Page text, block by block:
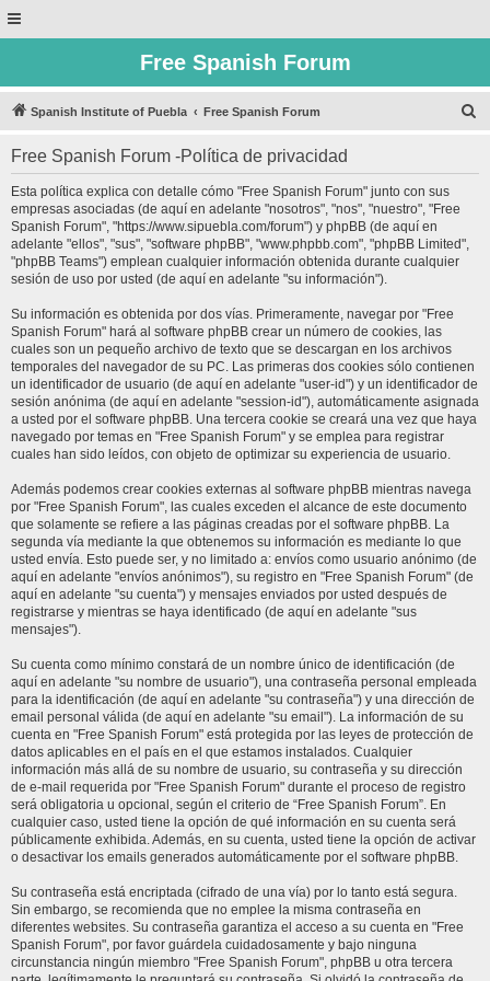
Free Spanish Forum
Spanish Institute of Puebla Free Spanish Forum
Free Spanish Forum -Política de privacidad
Esta política explica con detalle cómo "Free Spanish Forum" junto con sus
empresas asociadas (de aquí en adelante "nosotros", "nos", "nuestro", "Free
Spanish Forum", "https://www.sipuebla.com/forum") y phpBB (de aquí en
adelante "ellos", "sus", "software phpBB", "www.phpbb.com", "phpBB Limited",
"phpBB Teams") emplean cualquier información obtenida durante cualquier
sesión de uso por usted (de aquí en adelante "su información").
Su información es obtenida por dos vías. Primeramente, navegar por "Free
Spanish Forum" hará al software phpBB crear un número de cookies, las
cuales son un pequeño archivo de texto que se descargan en los archivos
temporales del navegador de su PC. Las primeras dos cookies sólo contienen
un identificador de usuario (de aquí en adelante "user-id") y un identificador de
sesión anónima (de aquí en adelante "session-id"), automáticamente asignada
a usted por el software phpBB. Una tercera cookie se creará una vez que haya
navegado por temas en "Free Spanish Forum" y se emplea para registrar
cuales han sido leídos, con objeto de optimizar su experiencia de usuario.
Además podemos crear cookies externas al software phpBB mientras navega
por "Free Spanish Forum", las cuales exceden el alcance de este documento
que solamente se refiere a las páginas creadas por el software phpBB. La
segunda vía mediante la que obtenemos su información es mediante lo que
usted envía. Esto puede ser, y no limitado a: envíos como usuario anónimo (de
aquí en adelante "envíos anónimos"), su registro en "Free Spanish Forum" (de
aquí en adelante "su cuenta") y mensajes enviados por usted después de
registrarse y mientras se haya identificado (de aquí en adelante "sus
mensajes").
Su cuenta como mínimo constará de un nombre único de identificación (de
aquí en adelante "su nombre de usuario"), una contraseña personal empleada
para la identificación (de aquí en adelante "su contraseña") y una dirección de
email personal válida (de aquí en adelante "su email"). La información de su
cuenta en "Free Spanish Forum" está protegida por las leyes de protección de
datos aplicables en el país en el que estamos instalados. Cualquier
información más allá de su nombre de usuario, su contraseña y su dirección
de e-mail requerida por "Free Spanish Forum" durante el proceso de registro
será obligatoria u opcional, según el criterio de “Free Spanish Forum”. En
cualquier caso, usted tiene la opción de qué información en su cuenta será
públicamente exhibida. Además, en su cuenta, usted tiene la opción de activar
o desactivar los emails generados automáticamente por el software phpBB.
Su contraseña está encriptada (cifrado de una vía) por lo tanto está segura.
Sin embargo, se recomienda que no emplee la misma contraseña en
diferentes websites. Su contraseña garantiza el acceso a su cuenta en "Free
Spanish Forum", por favor guárdela cuidadosamente y bajo ninguna
circunstancia ningún miembro "Free Spanish Forum", phpBB u otra tercera